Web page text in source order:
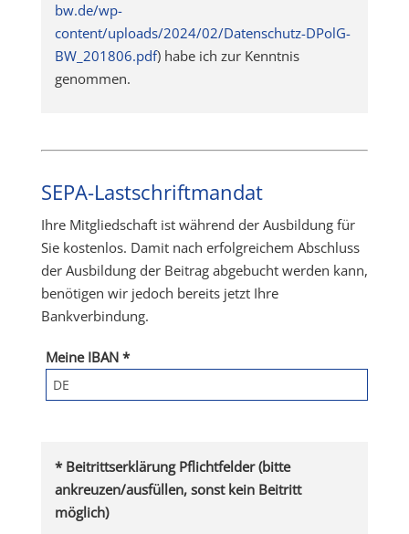
bw.de/wp-
content/uploads/2024/02/Datenschutz-DPolG-
BW_201806.pdf) habe ich zur Kenntnis
genommen.
SEPA-Lastschriftmandat
Ihre Mitgliedschaft ist während der Ausbildung für
Sie kostenlos. Damit nach erfolgreichem Abschluss
der Ausbildung der Beitrag abgebucht werden kann,
benötigen wir jedoch bereits jetzt Ihre
Bankverbindung.
Meine IBAN *
* Beitrittserklärung Pflichtfelder (bitte
ankreuzen/ausfüllen, sonst kein Beitritt
möglich)